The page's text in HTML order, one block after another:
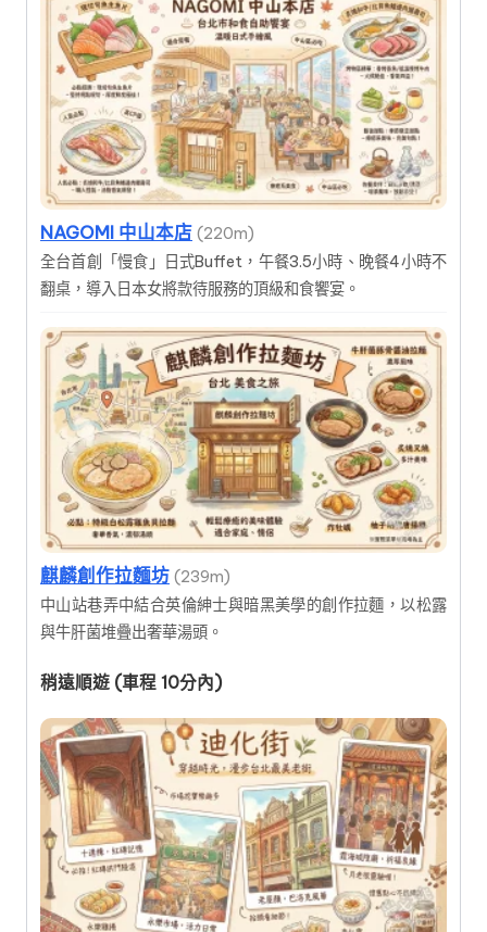
NAGOMI 中山本店 (220m)
全台首創「慢食」日式Buffet，午餐3.5小時、晚餐4小時不
翻桌，導入日本女將款待服務的頂級和食饗宴。
麒麟創作拉麵坊 (239m)
中山站巷弄中結合英倫紳士與暗黑美學的創作拉麵，以松露
與牛肝菌堆疊出奢華湯頭。
稍遠順遊 (車程 10分內)